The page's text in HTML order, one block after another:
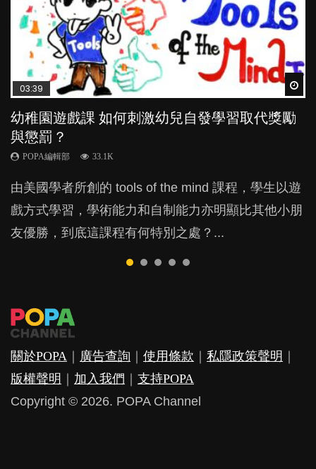
03:39
幼稚園遊戲課 如何刺激幼兒自發學習取代獎勵
與懲罰？
POPA編輯部 33.1K
由美國學者所創的 tools of the mind 課程，學生以遊
戲方式學習，學術能力和自制能力亦明顯比其他小朋
友優勝，到底這課程有何特別之處？...
04:59
幼兒playgroup真係玩耍中學習？研究指BB 15個
月大前上堂不見效果
POPA編輯部 47.1K
現今小朋友的起跑線，愈推愈前。雖然政府並無官方
的統計數字，但粗略估算，香港至少有六、七百家早
期教育中心，但孩子是否愈早上Playgroup愈好？...
03:02
老公患產後憂鬱症對BB的影響
POPA編輯部
鬱，影響日常生活，嚴重的甚至會有自殺，或傷害小
朋友的念頭。但為何爸爸患上產後抑鬱往往難以察
覺？...
04:18
凡事以BB為中心，就係好爸媽？｜別忽視父母
的身心虛耗
POPA編輯部 31.5K
父母日夜無間、身心俱疲地照顧BB，如何做到正向
教養？部份父母更會為了小朋友放棄自己的嗜好、減
少出席朋友聚會等等，你以為會換來美好的親子關
04:06
全職好？在職好？｜全職媽媽與在職媽媽的壓
力與價值
POPA編輯部 25.8K
許多媽媽心底可能都有一刻掙扎過：究竟全職好，還
是在職好。雖說每個家庭都有自己的獨特狀況和考慮
因素，但原來全職和在職媽媽所養育的子女其實都各
關於POPA 廣告查詢 使用條款 私隱政策聲明
版權聲明
加入我們
支持POPA
Copyright © 2026. POPA Channel